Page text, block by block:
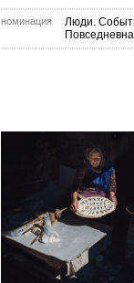
номинация
Люди.